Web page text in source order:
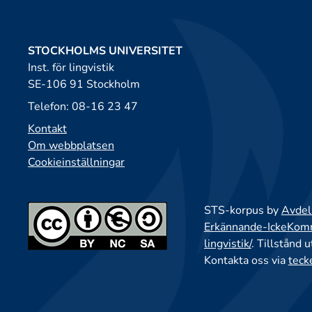
STOCKHOLMS UNIVERSITET
Inst. för lingvistik
SE-106 91 Stockholm
Telefon: 08-16 23 47
Kontakt
Om webbplatsen
Cookieinställningar
STS-korpus by
Erkännande-
lingvistik/. Tillstånd
Kontakta oss via